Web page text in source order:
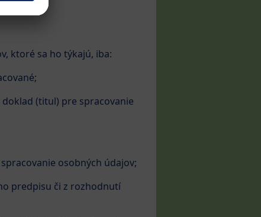
ktoré sa ho týkajú, iba:
(titul) pre spracovanie
osobných údajov;
predpisu či z rozhodnutí